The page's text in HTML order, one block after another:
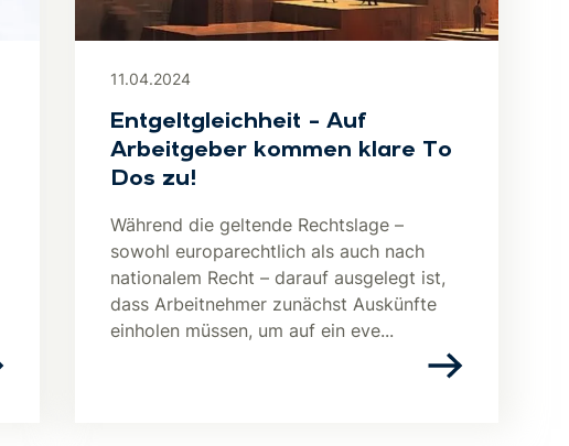
11.04.2024
Entgeltgleichheit – Auf
Arbeitgeber kommen klare To
Dos zu!
Während die geltende Rechtslage –
sowohl europarechtlich als auch nach
nationalem Recht – darauf ausgelegt ist,
dass Arbeitnehmer zunächst Auskünfte
einholen müssen, um auf ein eve...